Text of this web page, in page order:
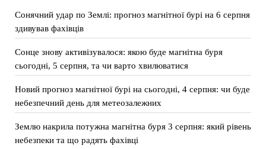
Сонячний удар по Землі: прогноз магнітної бурі на 6 серпня
здивував фахівців
Сонце знову активізувалося: якою буде магнітна буря
сьогодні, 5 серпня, та чи варто хвилюватися
Новий прогноз магнітної бурі на сьогодні, 4 серпня: чи буде
небезпечний день для метеозалежних
Землю накрила потужна магнітна буря 3 серпня: який рівень
небезпеки та що радять фахівці